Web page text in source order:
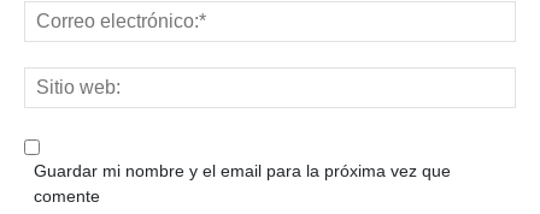
Guardar mi nombre y el email para la próxima vez que
comente